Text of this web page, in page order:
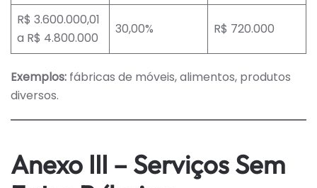
R$ 3.600.000,01
a R$ 4.800.000
30,00% R$ 720.000
Exemplos: fábricas de móveis, alimentos, produtos
diversos.
Anexo III – Serviços Sem